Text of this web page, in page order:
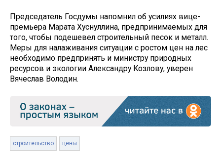
Председатель Госдумы напомнил об усилиях вице-
премьера Марата Хуснуллина, предпринимаемых для
того, чтобы подешевел строительный песок и металл.
Меры для налаживания ситуации с ростом цен на лес
необходимо предпринять и министру природных
ресурсов и экологии Александру Козлову, уверен
Вячеслав Володин.
строительство цены